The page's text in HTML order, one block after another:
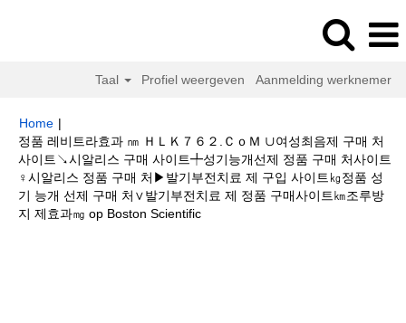
Taal Profiel weergeven Aanmelding werknemer
Home |
정품 레비트라효과 ㎚ ＨＬＫ７６２.ＣｏＭ ∪여성최음제 구매 처
사이트↘시알리스 구매 사이트╇성기능개선제 정품 구매 처사이트
♀시알리스 정품 구매 처▶발기부전치료 제 구입 사이트㎏정품 성
기 능개 선제 구매 처∨발기부전치료 제 정품 구매사이트㎞조루방
지 제효과㎎ op Boston Scientific(huidige